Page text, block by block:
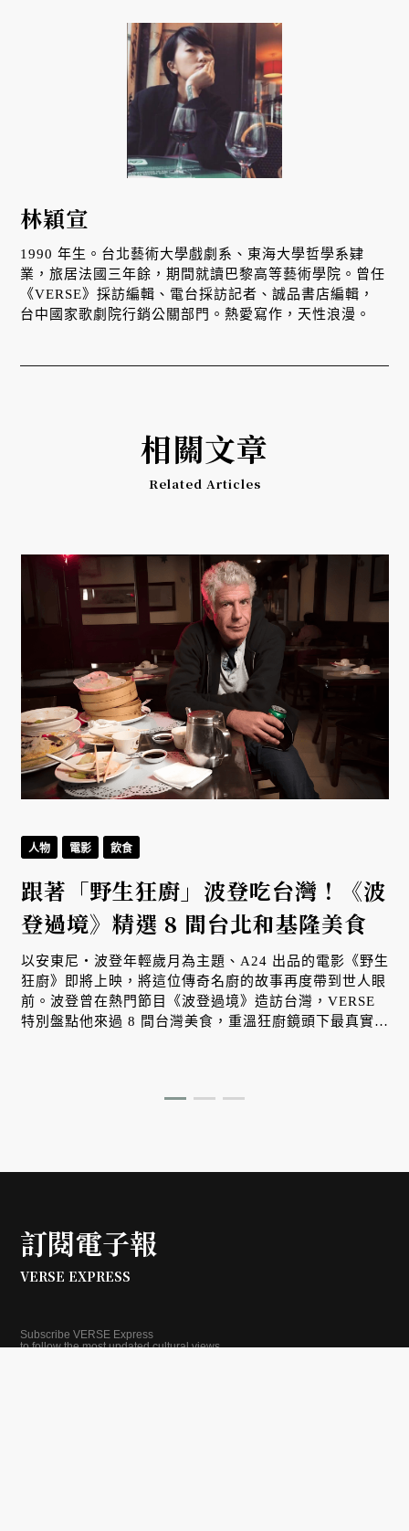
林穎宣
1990 年生。台北藝術大學戲劇系、東海大學哲學系肄
業，旅居法國三年餘，期間就讀巴黎高等藝術學院。曾任
《VERSE》採訪編輯、電台採訪記者、誠品書店編輯，
台中國家歌劇院行銷公關部門。熱愛寫作，天性浪漫。
相關文章
Related Articles
人物 電影 飲食
跟著「野生狂廚」波登吃台灣！《波
登過境》精選 8 間台北和基隆美食
以安東尼・波登年輕歲月為主題、A24 出品的電影《野生
狂廚》即將上映，將這位傳奇名廚的故事再度帶到世人眼
前。波登曾在熱門節目《波登過境》造訪台灣，VERSE
特別盤點他來過 8 間台灣美食，重溫狂廚鏡頭下最真實、
訂閱電子報
VERSE EXPRESS
Subscribe VERSE Express
to follow the most updated cultural views.